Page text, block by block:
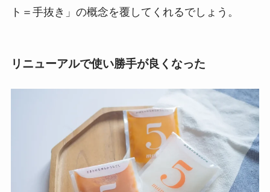
ト＝手抜き」の概念を覆してくれるでしょう。
リニューアルで使い勝手が良くなった